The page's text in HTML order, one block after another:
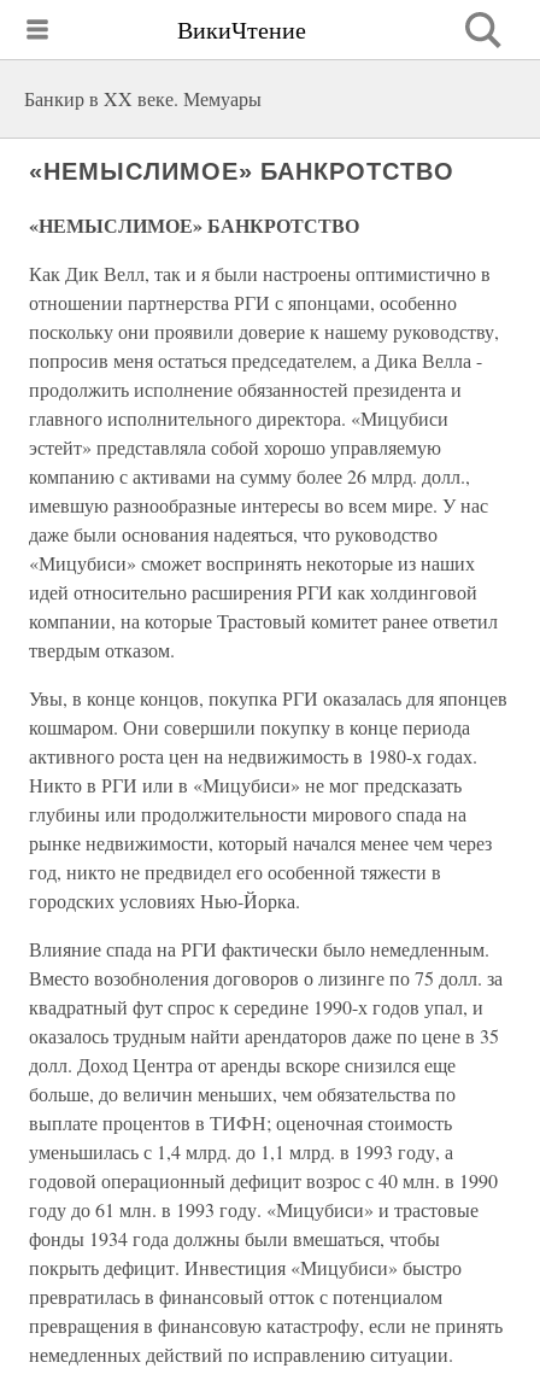
ВикиЧтение
Банкир в XX веке. Мемуары
«НЕМЫСЛИМОЕ» БАНКРОТСТВО
«НЕМЫСЛИМОЕ» БАНКРОТСТВО
Как Дик Велл, так и я были настроены оптимистично в
отношении партнерства РГИ с японцами, особенно
поскольку они проявили доверие к нашему руководству,
попросив меня остаться председателем, а Дика Велла -
продолжить исполнение обязанностей президента и
главного исполнительного директора. «Мицубиси
эстейт» представляла собой хорошо управляемую
компанию с активами на сумму более 26 млрд. долл.,
имевшую разнообразные интересы во всем мире. У нас
даже были основания надеяться, что руководство
«Мицубиси» сможет воспринять некоторые из наших
идей относительно расширения РГИ как холдинговой
компании, на которые Трастовый комитет ранее ответил
твердым отказом.
Увы, в конце концов, покупка РГИ оказалась для японцев
кошмаром. Они совершили покупку в конце периода
активного роста цен на недвижимость в 1980-х годах.
Никто в РГИ или в «Мицубиси» не мог предсказать
глубины или продолжительности мирового спада на
рынке недвижимости, который начался менее чем через
год, никто не предвидел его особенной тяжести в
городских условиях Нью-Йорка.
Влияние спада на РГИ фактически было немедленным.
Вместо возобноления договоров о лизинге по 75 долл. за
квадратный фут спрос к середине 1990-х годов упал, и
оказалось трудным найти арендаторов даже по цене в 35
долл. Доход Центра от аренды вскоре снизился еще
больше, до величин меньших, чем обязательства по
выплате процентов в ТИФН; оценочная стоимость
уменьшилась с 1,4 млрд. до 1,1 млрд. в 1993 году, а
годовой операционный дефицит возрос с 40 млн. в 1990
году до 61 млн. в 1993 году. «Мицубиси» и трастовые
фонды 1934 года должны были вмешаться, чтобы
покрыть дефицит. Инвестиция «Мицубиси» быстро
превратилась в финансовый отток с потенциалом
превращения в финансовую катастрофу, если не принять
немедленных действий по исправлению ситуации.